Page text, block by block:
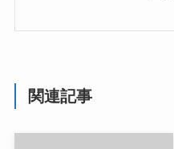
関連記事